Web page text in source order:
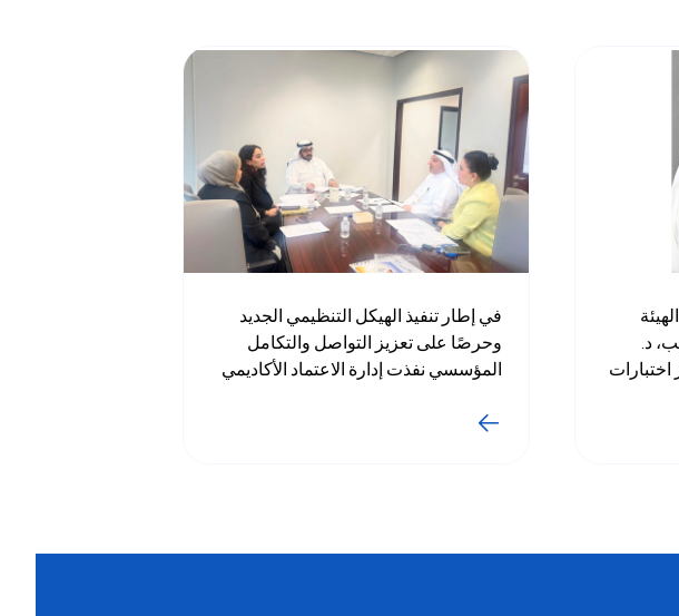
في إطار تنفيذ الهيكل التنظيمي الجديد
وحرصًا على تعزيز التواصل والتكامل
المؤسسي نفذت إدارة الاعتماد الأكاديمي
الزيارات التعريفية شملت كلية التمريض،
ومراقب الإدارة مريم العبيدي، ورئيس
د.
كلية